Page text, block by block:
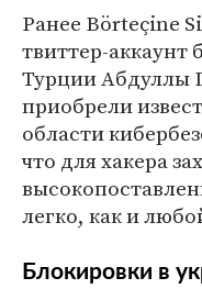
Ранее Börteçine
твиттер-аккаунт
Турции Абдуллы
приобрели
области
что для хакера
легко, как и
Блокировки в